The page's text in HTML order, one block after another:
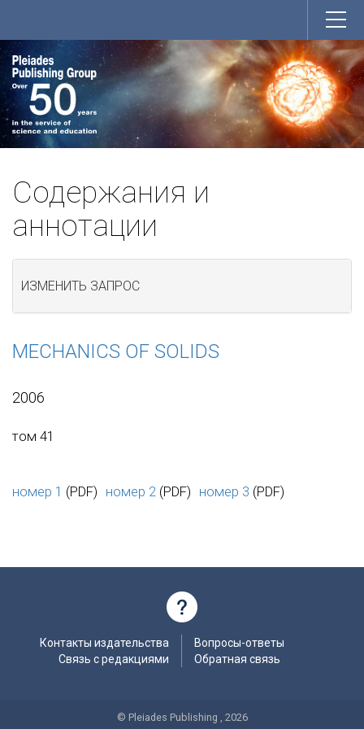
Содержания и
аннотации
ИЗМЕНИТЬ ЗАПРОС
MECHANICS OF SOLIDS
2006
том 41
номер 1 (PDF) номер 2 (PDF) номер 3 (PDF)
Контакты издательства
Связь с редакциями
Вопросы-ответы
Обратная связь
© Pleiades Publishing , 2026